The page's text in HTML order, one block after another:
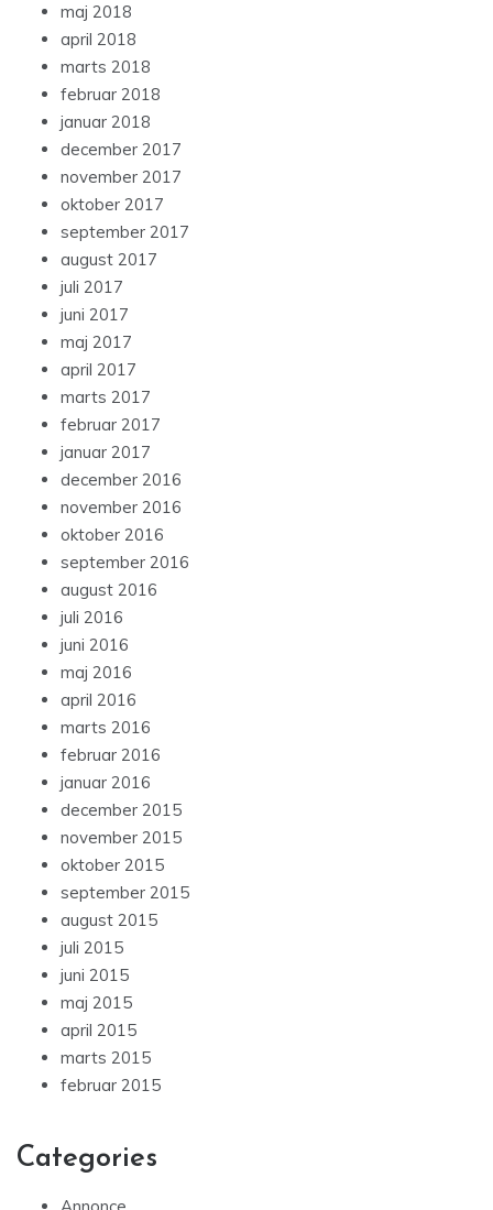
maj 2018
april 2018
marts 2018
februar 2018
januar 2018
december 2017
november 2017
oktober 2017
september 2017
august 2017
juli 2017
juni 2017
maj 2017
april 2017
marts 2017
februar 2017
januar 2017
december 2016
november 2016
oktober 2016
september 2016
august 2016
juli 2016
juni 2016
maj 2016
april 2016
marts 2016
februar 2016
januar 2016
december 2015
november 2015
oktober 2015
september 2015
august 2015
juli 2015
juni 2015
maj 2015
april 2015
marts 2015
februar 2015
Categories